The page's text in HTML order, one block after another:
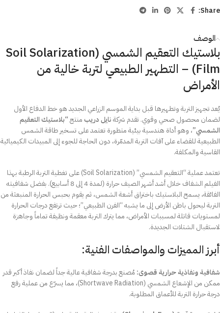
Share:
الوصف
بلاستيك التعقيم الشمسي (Soil Solarization
Film) – التطهير الطبيعي لتربة خالية من
الأمراض
يُعد تجهيز التربة وتطهيرها قبل بداية الموسم الزراعي الجديد هو خط الدفاع الأول
لضمان محصول صحي وقوي. تقدم شركةنايل دريب منتج“بلاستيك التعقيم
الشمسي”، وهو أداة هندسية بيئية متطورة تعتمد على تسخير طاقة الشمس
الطبيعية للقضاء على آفات التربة المدمّرة، دون الحاجة للجوء إلى المبيدات الكيميائية
القاسية والمكلفة.
تعتمد عملية “التعقيم الشمسي” (Soil Solarization) على تغطية التربة الرطبة بهذا
الفيلم الشفاف خلال أشد أشهر الصيف حرارة (لمدة 4 إلى 8 أسابيع). بفضل شفافيته
الفائقة، يسمح البلاستيك باختراق أشعة الشمس، ثم يقوم بحبس الحرارة المنبعثة من
التربة ليحول باطن الأرض إلى ما يشبه “الفرن الطبيعي”؛ حيث ترتفع درجات الحرارة
لمستويات قاتلة لمسببات الأمراض، مما يترك التربة معقمة ونظيفة تماماً وجاهزة
لاستقبال الشتلات الجديدة.
أبرز المميزات والمواصفات الفنية:
شفافية ونفاذية حرارية قصوى: مُصنع بدرجة شفافية عالية جداً لضمان نفاذ أكبر قدر
ممكن من الإشعاع الشمسي (Shortwave Radiation)، مما يسرّع من عملية رفع
درجة حرارة التربة للأعماق المطلوبة.